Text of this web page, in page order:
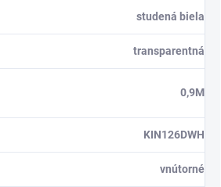
studená biela
transparentná
0,9M
KIN126DWH
vnútorné